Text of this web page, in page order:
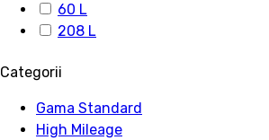
60 L
208 L
Categorii
Gama Standard
High Mileage